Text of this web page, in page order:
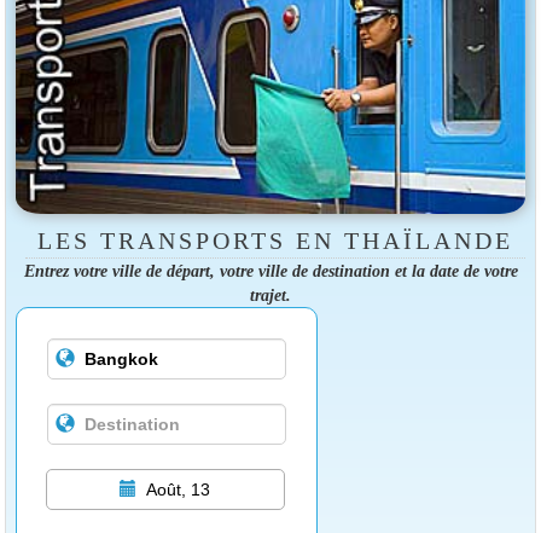
LES TRANSPORTS EN THAÏLANDE
Entrez votre ville de départ, votre ville de destination et la date de votre
trajet.
Août, 13